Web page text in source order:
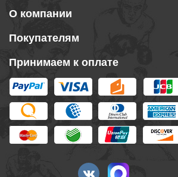
О компании
Покупателям
Принимаем к оплате